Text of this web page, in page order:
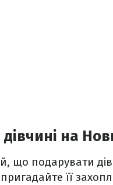
на
що подарувати
її